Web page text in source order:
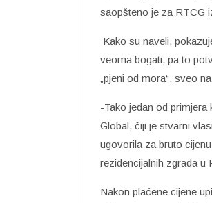
saopšteno je za RTCG
Kako su naveli,
veoma bogati, pa to
„pjeni od mora“, sveo
-Tako jedan od
Global, čiji je stvarni
ugovorila za bruto
rezidencijalnih zgrada u
Nakon plaćene cijene